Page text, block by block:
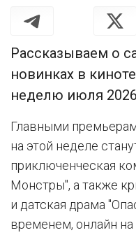
Рассказываем о
новинках в
неделю июля
Главными
на этой неделе
приключенческая
Монстры", а также
и датская драма
временем, онлайн